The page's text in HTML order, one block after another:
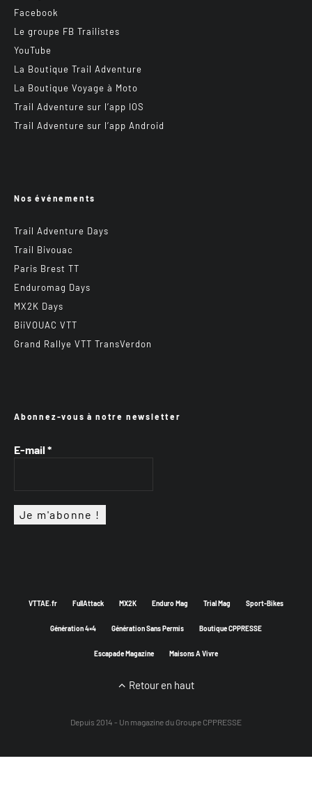
Facebook
Le groupe FB Trailistes
YouTube
La Boutique Trail Adventure
La Boutique Voyage à Moto
Trail Adventure sur l’app IOS
Trail Adventure sur l’app Android
Nos événements
Trail Adventure Days
Trail Bivouac
Paris Brest TT
Enduromag Days
MX2K Days
BiiVOUAC VTT
Grand Rallye VTT TransVerdon
Abonnez-vous à notre newsletter
E-mail *
VTTAE.fr FullAttack MX2K Enduro Mag Trial Mag Sport-Bikes
Génération 4×4 Génération Sans Permis Boutique CPPRESSE
Escapade Magazine Maisons A Vivre
Retour en haut
Depuis 2014 - Un magazine du Groupe CPPRESSE